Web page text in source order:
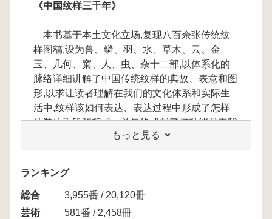
《中国纹样三千年》
本书基于本土文化立场,复现八百余张传统纹
样图稿,设为兽、鳞、羽、水、草木、云、金
玉、几何、窠、人、虫、杂十二部,以体系化的
脉络详细讲解了中国传统纹样的典故、表意和图
形,以求让读者理解在我们的文化体系和实际生
活中,纹样该如何表达、表达过程中形成了怎样
的装饰手段和程式、并最终成就了何种能代表我
们文化身份的美学符号和艺术风格。 本书适合
传统文化爱好者、美术设计相关从业者阅读参
考,亦适合作为儿童和青少年于艺术方面的本土
文化启蒙书。
もっと見る
ランキング
総合
3,955番 / 20,120冊
芸術
581番 / 2,458冊